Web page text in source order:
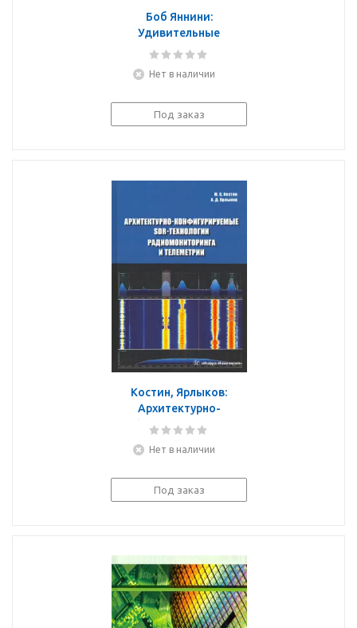
Боб Яннини:
Удивительные
электронные
Нет в наличии
Под заказ
Костин, Ярлыков:
Архитектурно-
конфигурируемые SDR-
радиомониторинга и
Нет в наличии
Под заказ